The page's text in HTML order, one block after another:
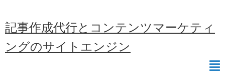
記事作成代行とコンテンツマーケティ
ングのサイトエンジン